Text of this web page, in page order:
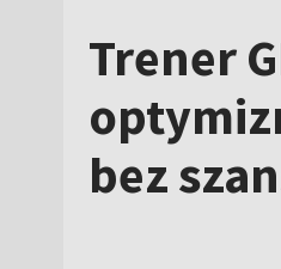
Trener
bez